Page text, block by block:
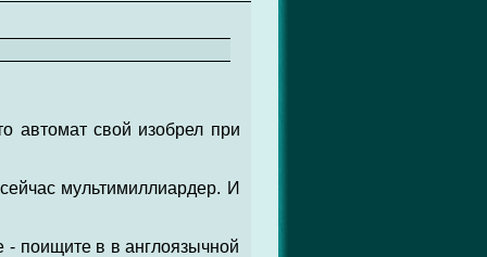
автомат свой изобрел при
мультимиллиардер. И
поищите в в англоязычной